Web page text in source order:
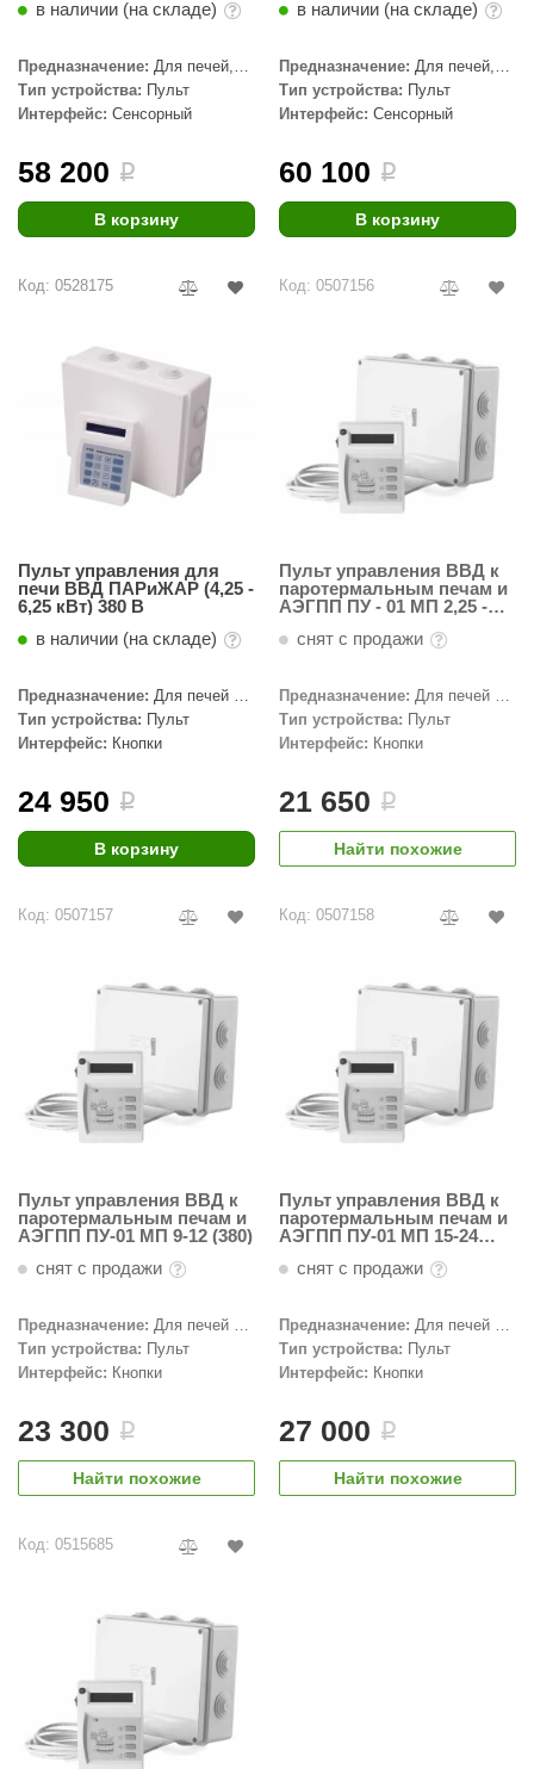
Термо
камень
ecology
в наличии (на складе)
Предназначение: Для печей,
Для печей с парогенератором,
ПАРиЖАР
Тип устройства: Пульт
Интерфейс: Сенсорный
58 200 i
В корзину
в наличии (на складе)
Предназначение: Для печей,
Для печей с парогенератором,
ПАРиЖАР
Тип устройства: Пульт
Интерфейс: Сенсорный
60 100 i
В корзину
Код: 0528175
Пульт управления для
печи ВВД ПАРиЖАР (4,25 -
6,25 кВт) 380 В
в наличии (на складе)
Предназначение: Для печей с
парогенератором, ПАРиЖАР
Тип устройства: Пульт
Интерфейс: Кнопки
24 950 i
В корзину
Код: 0507156
Пульт управления ВВД к
паротермальным печам и
АЭГПП ПУ - 01 МП 2,25 -
снят с продажи
Предназначение: Для печей с
парогенератором
Тип устройства: Пульт
Интерфейс: Кнопки
21 650 i
Найти похожие
Код: 0507157
Пульт управления ВВД к
паротермальным печам и
АЭГПП ПУ-01 МП 9-12 (380)
снят с продажи
Предназначение: Для печей с
парогенератором
Тип устройства: Пульт
Интерфейс: Кнопки
23 300 i
Найти похожие
Код: 0507158
Пульт управления ВВД к
паротермальным печам и
АЭГПП ПУ-01 МП 15-24
снят с продажи
Предназначение: Для печей с
парогенератором
Тип устройства: Пульт
Интерфейс: Кнопки
27 000 i
Найти похожие
Код: 0515685